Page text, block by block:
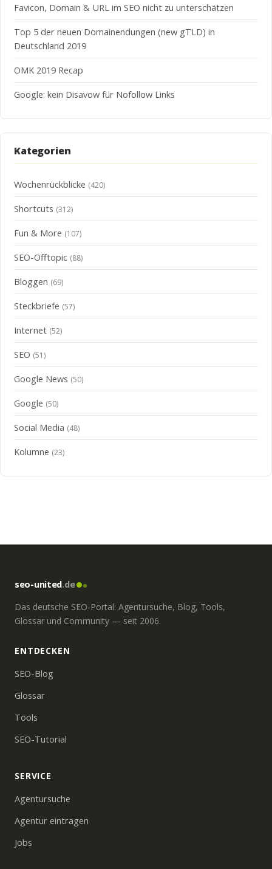
Favicon, Domain & URL im SEO nicht zu unterschätzen
Top 5 der neuen Domainendungen (new gTLD) in
Deutschland 2019
OMK 2019 Recap
Google: kein Disavow für Nofollow Links
Kategorien
Wochenrückblicke (420)
Shortcuts (312)
Fun & More (107)
SEO-Offtopic (88)
Bloggen (69)
Steckbriefe (57)
Internet (52)
SEO (51)
Google News (50)
Google (50)
Social Media (48)
Kolumne (23)
seo-united.de
Das deutsche SEO-Portal: Agentursuche, Blog, Tools,
Glossar und Community — seit 2006.
ENTDECKEN
SEO-Blog
Glossar
Tools
SEO-Tutorial
SERVICE
Agentursuche
Agentur eintragen
Jobs